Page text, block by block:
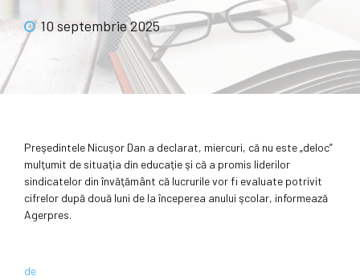
10 septembrie 2025
Preşedintele Nicuşor Dan a declarat, miercuri, că nu este „deloc”
mulţumit de situaţia din educaţie şi că a promis liderilor
sindicatelor din învăţământ că lucrurile vor fi evaluate potrivit
cifrelor după două luni de la începerea anului şcolar, informează
Agerpres.
de